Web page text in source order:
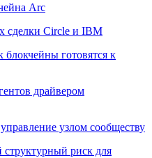
Arc
сделки Circle и IBM
готовятся к
драйвером
узлом сообществу
риск для